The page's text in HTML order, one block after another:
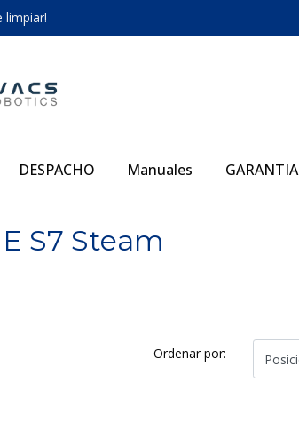
limpiar!
DESPACHO Manuales GARANTIA
S7 Steam
Ordenar por: